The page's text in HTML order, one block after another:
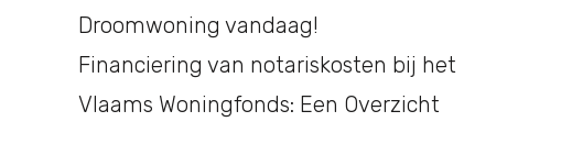
Droomwoning vandaag!
Financiering van notariskosten bij het
Vlaams Woningfonds: Een Overzicht